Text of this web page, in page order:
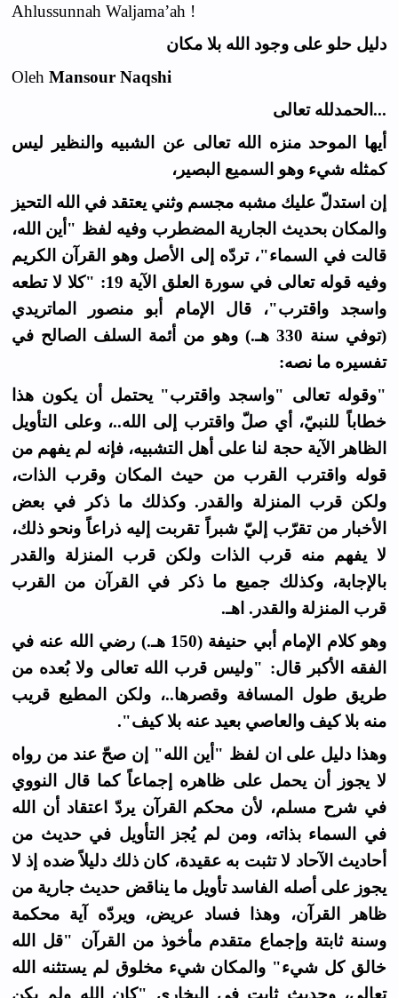
Ahlussunnah Waljama’ah !
دليل حلو على وجود الله بلا مكان
Oleh Mansour Naqshi
...الحمدلله تعالى
أيها الموحد منزه الله تعالى عن الشبيه والنظير ليس
كمثله شيء وهو السميع البصير،
إن استدلّ عليك مشبه مجسم وثني يعتقد في الله التحيز
والمكان بحديث الجارية المضطرب وفيه لفظ "أين الله،
قالت في السماء"، تردّه إلى الأصل وهو القرآن الكريم
وفيه قوله تعالى في سورة العلق الآية 19: "كلا لا تطعه
واسجد واقترب"، قال الإمام أبو منصور الماتريدي
(توفي سنة 330 هـ.) وهو من أئمة السلف الصالح في
تفسيره ما نصه:
"وقوله تعالى "واسجد واقترب" يحتمل أن يكون هذا
خطاباً للنبيّ، أي صلّ واقترب إلى الله..، وعلى التأويل
الظاهر الآية حجة لنا على أهل التشبيه، فإنه لم يفهم من
قوله واقترب القرب من حيث المكان وقرب الذات،
ولكن قرب المنزلة والقدر. وكذلك ما ذكر في بعض
الأخبار من تقرّب إليّ شبراً تقربت إليه ذراعاً ونحو ذلك،
لا يفهم منه قرب الذات ولكن قرب المنزلة والقدر
بالإجابة، وكذلك جميع ما ذكر في القرآن من القرب
قرب المنزلة والقدر. اهـ.
وهو كلام الإمام أبي حنيفة (150 هـ.) رضي الله عنه في
الفقه الأكبر قال: "وليس قرب الله تعالى ولا بُعده من
طريق طول المسافة وقصرها..، ولكن المطيع قريب
منه بلا كيف والعاصي بعيد عنه بلا كيف".
وهذا دليل على ان لفظ "أين الله" إن صحّ عند من رواه
لا يجوز أن يحمل على ظاهره إجماعاً كما قال النووي
في شرح مسلم، لأن محكم القرآن يردّ اعتقاد أن الله
في السماء بذاته، ومن لم يُجز التأويل في حديث من
أحاديث الآحاد لا تثبت به عقيدة، كان ذلك دليلاً ضده إذ لا
يجوز على أصله الفاسد تأويل ما يناقض حديث جارية من
ظاهر القرآن، وهذا فساد عريض، ويردّه آية محكمة
وسنة ثابتة وإجماع متقدم مأخوذ من القرآن "قل الله
خالق كل شيء" والمكان شيء مخلوق لم يستثنه الله
تعالى، وحديث ثابت في البخاري "كان الله ولم يكن